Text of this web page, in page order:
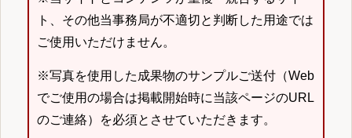
ト、その他当事務局が不適切と判断した用途では
ご使用いただけません。
※写真を使用した成果物のサンプルご送付（Web
でご使用の場合は掲載開始時に当該ページのURL
のご連絡）を必須とさせていただきます。